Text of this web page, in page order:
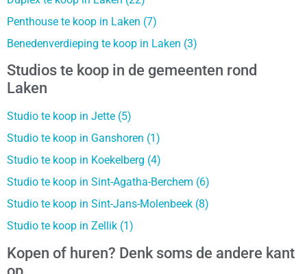
Penthouse te koop in Laken (7)
Benedenverdieping te koop in Laken (3)
Studios te koop in de gemeenten rond
Laken
Studio te koop in Jette (5)
Studio te koop in Ganshoren (1)
Studio te koop in Koekelberg (4)
Studio te koop in Sint-Agatha-Berchem (6)
Studio te koop in Sint-Jans-Molenbeek (8)
Studio te koop in Zellik (1)
Kopen of huren? Denk soms de andere kant